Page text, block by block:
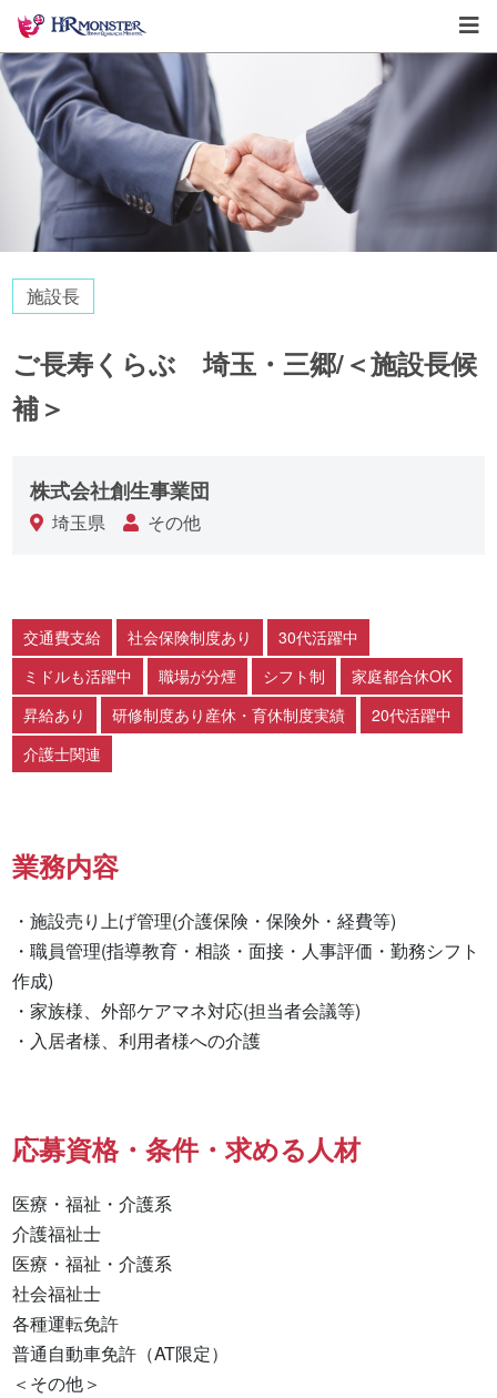
施設長
ご長寿くらぶ 埼玉・三郷/＜施設長候
補＞
株式会社創生事業団
埼玉県 その他
交通費支給 社会保険制度あり
30代活躍中
ミドルも活躍中
職場が分煙 シフト制
家庭都合休OK
昇給あり
研修制度あり産休・育休制度実績
20代活躍中
介護士関連
業務内容
・施設売り上げ管理(介護保険・保険外・経費等)
・職員管理(指導教育・相談・面接・人事評価・勤務シフト
作成)
・家族様、外部ケアマネ対応(担当者会議等)
・入居者様、利用者様への介護
応募資格・条件・求める人材
医療・福祉・介護系
介護福祉士
医療・福祉・介護系
社会福祉士
各種運転免許
普通自動車免許（AT限定）
＜その他＞